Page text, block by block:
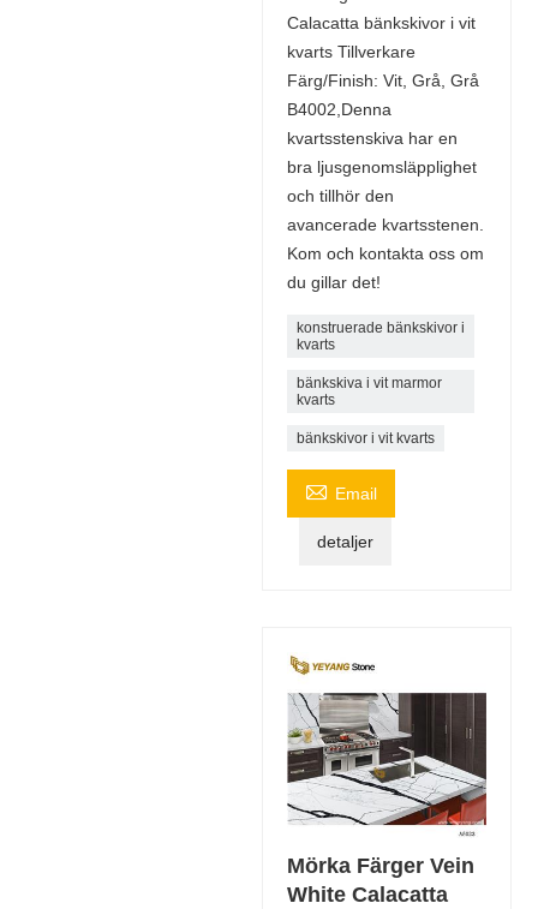
Calacatta bänkskivor i vit
kvarts Tillverkare
Färg/Finish: Vit, Grå, Grå
B4002,Denna
kvartsstenskiva har en
bra ljusgenomsläpplighet
och tillhör den
avancerade kvartsstenen.
Kom och kontakta oss om
du gillar det!
konstruerade bänkskivor i
kvarts
bänkskiva i vit marmor
kvarts
bänkskivor i vit kvarts
 Email
detaljer
Mörka Färger Vein
White Calacatta